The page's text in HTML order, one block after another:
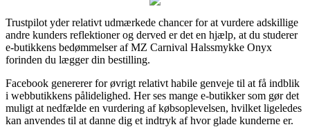
Trustpilot yder relativt udmærkede chancer for at vurdere adskillige
andre kunders reflektioner og derved er det en hjælp, at du studerer
e-butikkens bedømmelser af MZ Carnival Halssmykke Onyx
forinden du lægger din bestilling.
Facebook genererer for øvrigt relativt habile genveje til at få indblik
i webbutikkens pålidelighed. Her ses mange e-butikker som gør det
muligt at nedfælde en vurdering af købsoplevelsen, hvilket ligeledes
kan anvendes til at danne dig et indtryk af hvor glade kunderne er.